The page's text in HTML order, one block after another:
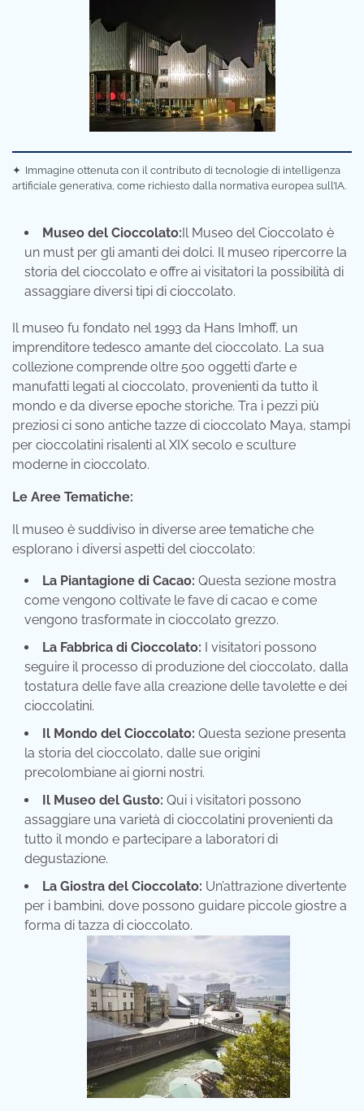
✦ Immagine ottenuta con il contributo di tecnologie di intelligenza
artificiale generativa, come richiesto dalla normativa europea sull’IA.
Museo del Cioccolato:Il Museo del Cioccolato è
un must per gli amanti dei dolci. Il museo ripercorre la
storia del cioccolato e offre ai visitatori la possibilità di
assaggiare diversi tipi di cioccolato.
Il museo fu fondato nel 1993 da Hans Imhoff, un
imprenditore tedesco amante del cioccolato. La sua
collezione comprende oltre 500 oggetti d’arte e
manufatti legati al cioccolato, provenienti da tutto il
mondo e da diverse epoche storiche. Tra i pezzi più
preziosi ci sono antiche tazze di cioccolato Maya, stampi
per cioccolatini risalenti al XIX secolo e sculture
moderne in cioccolato.
Le Aree Tematiche:
Il museo è suddiviso in diverse aree tematiche che
esplorano i diversi aspetti del cioccolato:
La Piantagione di Cacao: Questa sezione mostra
come vengono coltivate le fave di cacao e come
vengono trasformate in cioccolato grezzo.
La Fabbrica di Cioccolato: I visitatori possono
seguire il processo di produzione del cioccolato, dalla
tostatura delle fave alla creazione delle tavolette e dei
cioccolatini.
Il Mondo del Cioccolato: Questa sezione presenta
la storia del cioccolato, dalle sue origini
precolombiane ai giorni nostri.
Il Museo del Gusto: Qui i visitatori possono
assaggiare una varietà di cioccolatini provenienti da
tutto il mondo e partecipare a laboratori di
degustazione.
La Giostra del Cioccolato: Un’attrazione divertente
per i bambini, dove possono guidare piccole giostre a
forma di tazza di cioccolato.